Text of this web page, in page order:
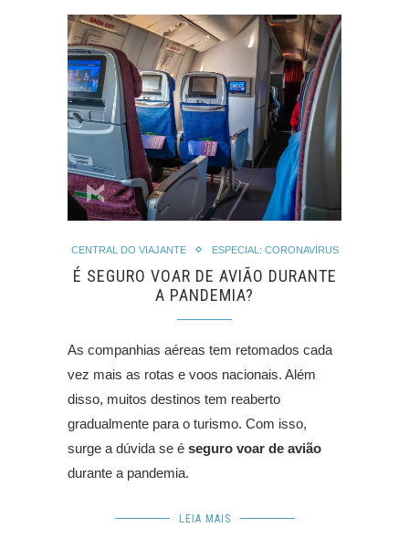
CENTRAL DO VIAJANTE ESPECIAL: CORONAVÍRUS
É SEGURO VOAR DE AVIÃO DURANTE
A PANDEMIA?
As companhias aéreas tem retomados cada
vez mais as rotas e voos nacionais. Além
disso, muitos destinos tem reaberto
gradualmente para o turismo. Com isso,
surge a dúvida se é seguro voar de avião
durante a pandemia.
LEIA MAIS